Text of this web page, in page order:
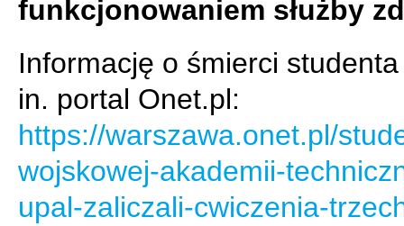
funkcjonowaniem służby
Informację o śmierci studenta
in. portal Onet.pl:
https://warszawa.onet.pl/
wojskowej-akademii-
upal-zaliczali-cwiczenia-